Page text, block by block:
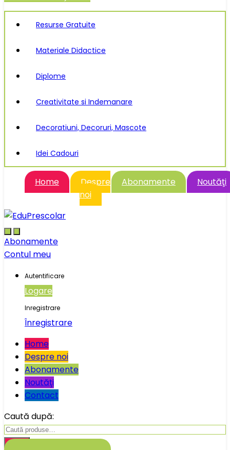
Resurse Gratuite
Materiale Didactice
Diplome
Creativitate si Indemanare
Decoratiuni, Decoruri, Mascote
Idei Cadouri
Home
Despre
noi
Abonamente Noutăţi
Abonamente
Contul meu
Autentificare
Logare
Inregistrare
Înregistrare
Home
Despre noi
Abonamente
Noutăţi
Contact
Caută după:
Caută